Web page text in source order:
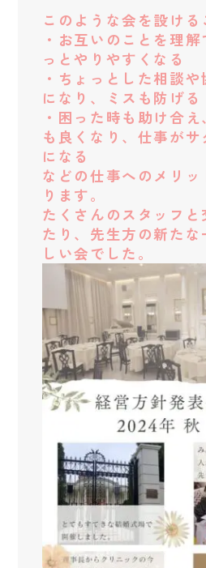
このような会を設ける
・お互いのことを理
っとやりやすくなる
・ちょっとした相談
になり、ミスも防げる
・困った時も助け合
も良くなり、仕事がサ
になる
などの仕事へのメリッ
ります。
たくさんのスタッフ
たり、先生方の新た
しい会でした。